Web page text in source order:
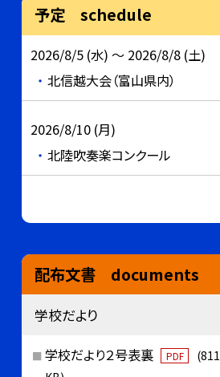
予定 schedule
2026/8/5 (水) ～ 2026/8/8 (土)
北信越大会（富山県内）
2026/8/10 (月)
北陸吹奏楽コンクール
配布文書 documents
学校だより
学校だより２号表裏 PDF
(811